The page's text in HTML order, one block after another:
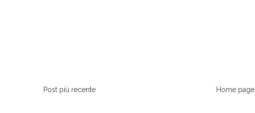
Post più recente Home page